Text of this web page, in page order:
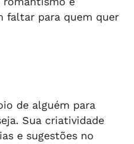
faltar para quem quer
de alguém para
Sua criatividade
e sugestões no